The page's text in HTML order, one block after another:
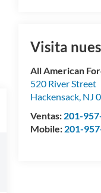
Visita
All American
520 River Street
Hackensack, NJ
Ventas: 201-
Mobile: 201-